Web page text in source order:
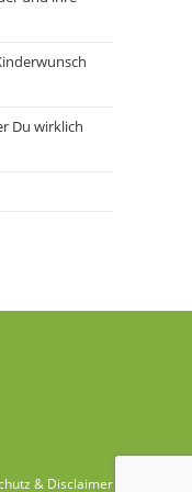
Du wirklich
& Disclaimer